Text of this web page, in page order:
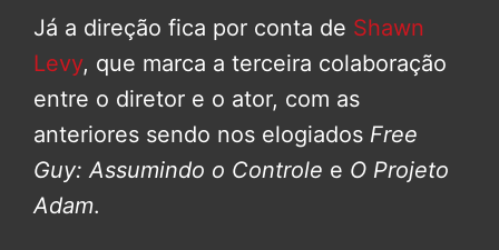
Já a direção fica por conta de Shawn
Levy, que marca a terceira colaboração
entre o diretor e o ator, com as
anteriores sendo nos elogiados Free
Guy: Assumindo o Controle e O Projeto
Adam.